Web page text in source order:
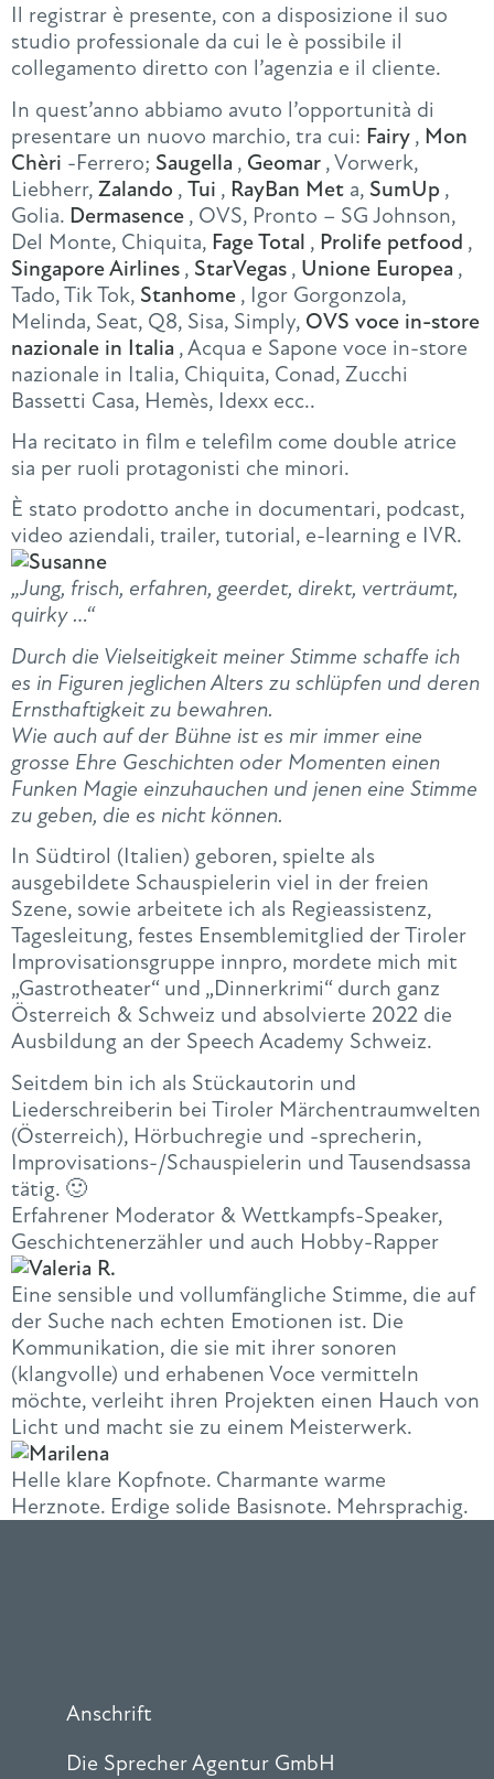
Il registrar è presente, con a disposizione il suo
studio professionale da cui le è possibile il
collegamento diretto con l’agenzia e il cliente.
In quest’anno abbiamo avuto l’opportunità di
presentare un nuovo marchio, tra cui: Fairy , Mon
Chèri -Ferrero; Saugella , Geomar , Vorwerk,
Liebherr, Zalando , Tui , RayBan Met a, SumUp ,
Golia. Dermasence , OVS, Pronto – SG Johnson,
Del Monte, Chiquita, Fage Total , Prolife petfood ,
Singapore Airlines , StarVegas , Unione Europea ,
Tado, Tik Tok, Stanhome , Igor Gorgonzola,
Melinda, Seat, Q8, Sisa, Simply, OVS voce in-store
nazionale in Italia , Acqua e Sapone voce in-store
nazionale in Italia, Chiquita, Conad, Zucchi
Bassetti Casa, Hemès, Idexx ecc..
Ha recitato in film e telefilm come double atrice
sia per ruoli protagonisti che minori.
È stato prodotto anche in documentari, podcast,
video aziendali, trailer, tutorial, e-learning e IVR.
„Jung, frisch, erfahren, geerdet, direkt, verträumt,
quirky …“
Durch die Vielseitigkeit meiner Stimme schaffe ich
es in Figuren jeglichen Alters zu schlüpfen und deren
Ernsthaftigkeit zu bewahren.
Wie auch auf der Bühne ist es mir immer eine
grosse Ehre Geschichten oder Momenten einen
Funken Magie einzuhauchen und jenen eine Stimme
zu geben, die es nicht können.
In Südtirol (Italien) geboren, spielte als
ausgebildete Schauspielerin viel in der freien
Szene, sowie arbeitete ich als Regieassistenz,
Tagesleitung, festes Ensemblemitglied der Tiroler
Improvisationsgruppe innpro, mordete mich mit
„Gastrotheater“ und „Dinnerkrimi“ durch ganz
Österreich & Schweiz und absolvierte 2022 die
Ausbildung an der Speech Academy Schweiz.
Seitdem bin ich als Stückautorin und
Liederschreiberin bei Tiroler Märchentraumwelten
(Österreich), Hörbuchregie und -sprecherin,
Improvisations-/Schauspielerin und Tausendsassa
tätig. 🙂
Erfahrener Moderator & Wettkampfs-Speaker,
Geschichtenerzähler und auch Hobby-Rapper
Eine sensible und vollumfängliche Stimme, die auf
der Suche nach echten Emotionen ist. Die
Kommunikation, die sie mit ihrer sonoren
(klangvolle) und erhabenen Voce vermitteln
möchte, verleiht ihren Projekten einen Hauch von
Licht und macht sie zu einem Meisterwerk.
Helle klare Kopfnote. Charmante warme
Herznote. Erdige solide Basisnote. Mehrsprachig.
Anschrift
Die Sprecher Agentur GmbH